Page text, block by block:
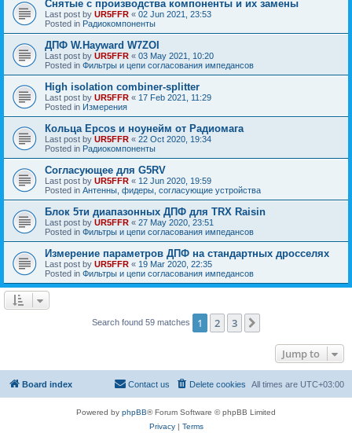
Снятые с производства компоненты и их замены
Last post by UR5FFR « 02 Jun 2021, 23:53
Posted in Радиокомпоненты
ДПФ W.Hayward W7ZOI
Last post by UR5FFR « 03 May 2021, 10:20
Posted in Фильтры и цепи согласования импедансов
High isolation combiner-splitter
Last post by UR5FFR « 17 Feb 2021, 11:29
Posted in Измерения
Кольца Epcos и ноунейм от Радиомага
Last post by UR5FFR « 22 Oct 2020, 19:34
Posted in Радиокомпоненты
Согласующее для G5RV
Last post by UR5FFR « 12 Jun 2020, 19:59
Posted in Антенны, фидеры, согласующие устройства
Блок 5ти диапазонных ДПФ для TRX Raisin
Last post by UR5FFR « 27 May 2020, 23:51
Posted in Фильтры и цепи согласования импедансов
Измерение параметров ДПФ на стандартных дросселях
Last post by UR5FFR « 19 Mar 2020, 22:35
Posted in Фильтры и цепи согласования импедансов
Search found 59 matches 1 2 3
Jump to
Board index All times are UTC+03:00
Delete cookies
Contact us
Powered by phpBB® Forum Software © phpBB Limited
Privacy| Terms